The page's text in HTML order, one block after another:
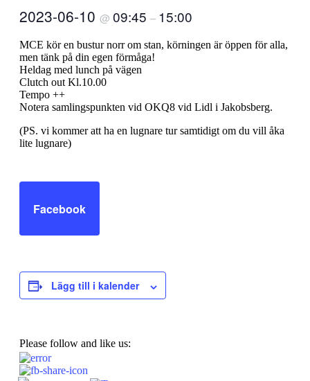
2023-06-10 @ 09:45 – 15:00
MCE kör en bustur norr om stan, körningen är öppen för alla,
men tänk på din egen förmåga!
Heldag med lunch på vägen
Clutch out Kl.10.00
Tempo ++
Notera samlingspunkten vid OKQ8 vid Lidl i Jakobsberg.
(PS. vi kommer att ha en lugnare tur samtidigt om du vill åka
lite lugnare)
Facebook
Lägg till i kalender
Please follow and like us: